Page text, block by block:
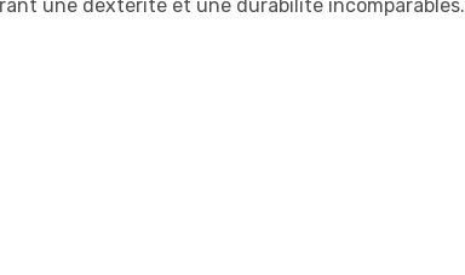
une dextérité et une durabilité incomparables.